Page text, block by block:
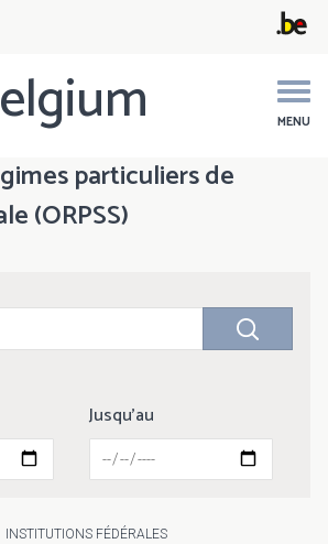
MENU
particuliers de
(ORPSS)
Jusqu'au
INSTITUTIONS FÉDÉRALES